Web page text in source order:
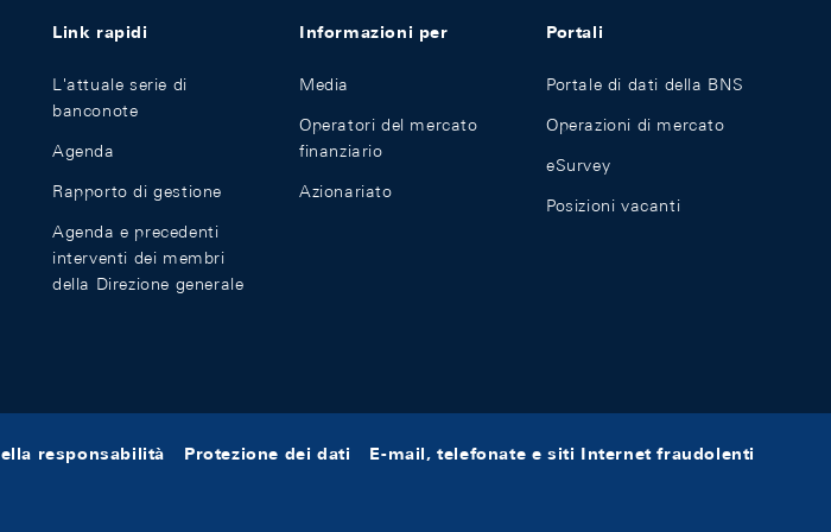
Link rapidi
L'attuale serie di
banconote
Agenda
Rapporto di gestione
Agenda e precedenti
interventi dei membri
della Direzione generale
Informazioni per
Media
Operatori del mercato
finanziario
Azionariato
Portali
Portale di dati della BNS
Operazioni di mercato
eSurvey
Posizioni vacanti
responsabilità Protezione dei dati E-mail, telefonate e siti Internet fraudolenti